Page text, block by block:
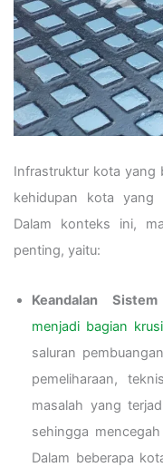
Infrastruktur kota yang
kehidupan kota yang
Dalam konteks ini,
penting, yaitu:
Keandalan
menjadi bagian
saluran
pemeliharaan,
masalah yang
sehingga
Dalam beberapa